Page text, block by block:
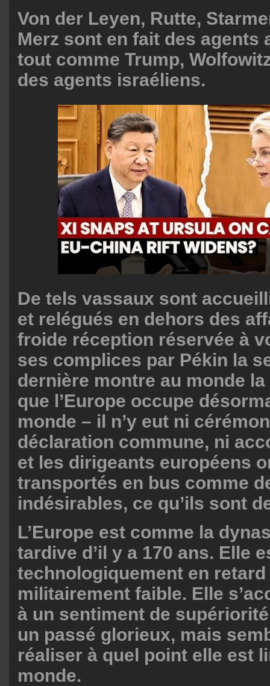
Von der Leyen, Rutte,
Merz sont en fait des agents
tout comme Trump,
des agents israéliens.
De tels vassaux sont
et relégués en dehors des
froide réception réservée à
ses complices par Pékin la
dernière montre au monde
que l’Europe occupe
monde – il n’y eut ni
déclaration commune, ni
et les dirigeants européens
transportés en bus comme
indésirables, ce qu’ils sont
L’Europe est comme la
tardive d’il y a 170 ans. Elle
technologiquement en retard
militairement faible. Elle
à un sentiment de
un passé glorieux, mais
réaliser à quel point elle est
monde.